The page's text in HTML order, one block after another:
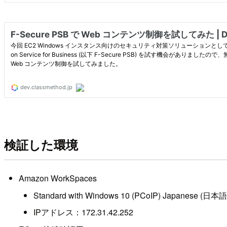
検証した環境
Amazon WorkSpaces
Standard with Windows 10 (PCoIP) Japanese (日本
IPアドレス：172.31.42.252